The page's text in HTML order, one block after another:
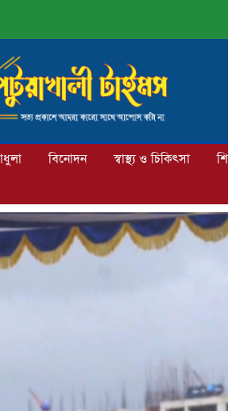
বিনোদন স্বাস্থ্য ও চিকিৎসা